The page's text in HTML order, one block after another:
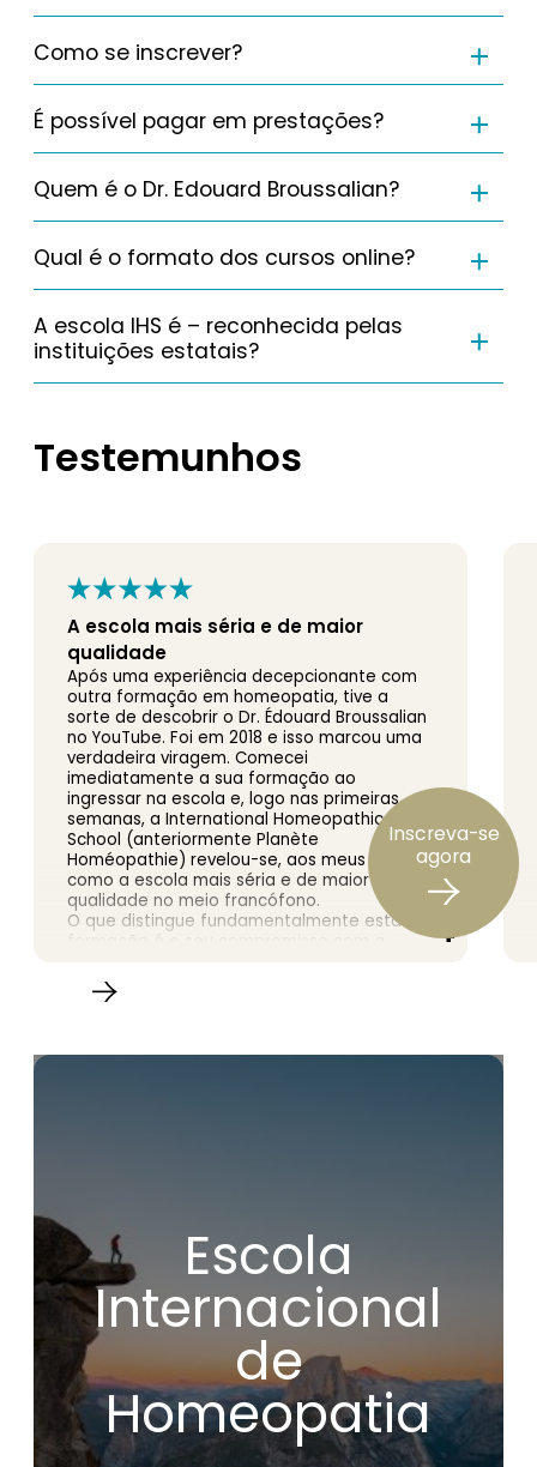
Como se inscrever?
É possível pagar em prestações?
Quem é o Dr. Edouard Broussalian?
Qual é o formato dos cursos online?
A escola IHS é – reconhecida pelas
instituições estatais?
Testemunhos
A escola mais séria e de maior
qualidade
Após uma experiência decepcionante com
outra formação em homeopatia, tive a
sorte de descobrir o Dr. Édouard Broussalian
no YouTube. Foi em 2018 e isso marcou uma
verdadeira viragem. Comecei
imediatamente a sua formação ao
ingressar na escola e, logo nas primeiras
semanas, a International Homeopathic
School (anteriormente Planète
Homéopathie) revelou-se, aos meus olhos,
como a escola mais séria e de maior
qualidade no meio francófono.
O que distingue fundamentalmente esta
formação é o seu compromisso com a
única escola que nos incentiva a estudar em
profundidade o «Organon da Arte de Curar»,
imensos, e transmite-os com uma clareza e
uma paixão raras. Aqui não se trata de uma
abordagem superficial da homeopatia:
mergulhamos nos seus princípios mais
fundamentais e eficazes.
Se procura uma escola que lhe permita
descobrir a verdadeira homeopatia, sem
compromissos nem desvios modernos, está
a fazer a escolha certa ao ingressar no IHS.
No que me diz respeito, esta formação foi
uma verdadeira revolução na minha vida!
Christophe R. (França)
Escola
Internacional
de
Homeopatia
Inscreva-se
agora